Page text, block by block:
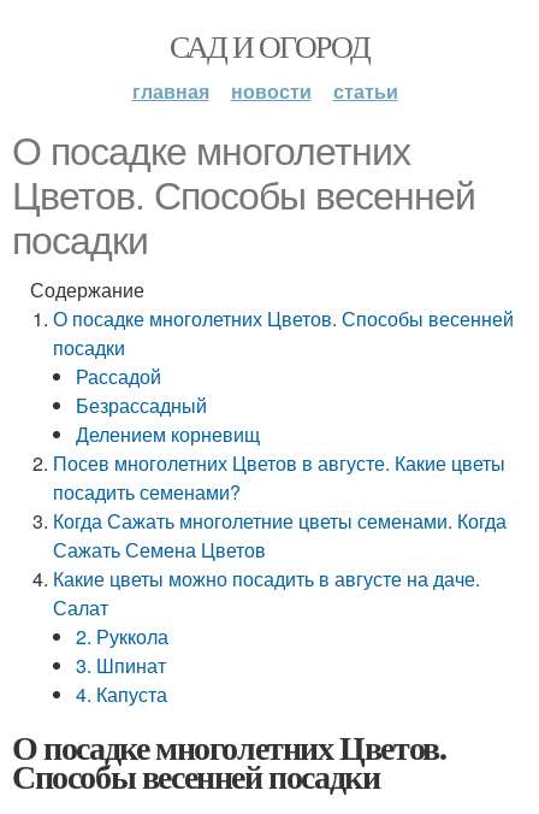
САД И ОГОРОД
главная новости статьи
О посадке многолетних
Цветов. Способы весенней
посадки
Содержание
О посадке многолетних Цветов. Способы весенней
посадки
Рассадой
Безрассадный
Делением корневищ
Посев многолетних Цветов в августе. Какие цветы
посадить семенами?
Когда Сажать многолетние цветы семенами. Когда
Сажать Семена Цветов
Какие цветы можно посадить в августе на даче.
Салат
2. Руккола
3. Шпинат
4. Капуста
О посадке многолетних Цветов.
Способы весенней посадки